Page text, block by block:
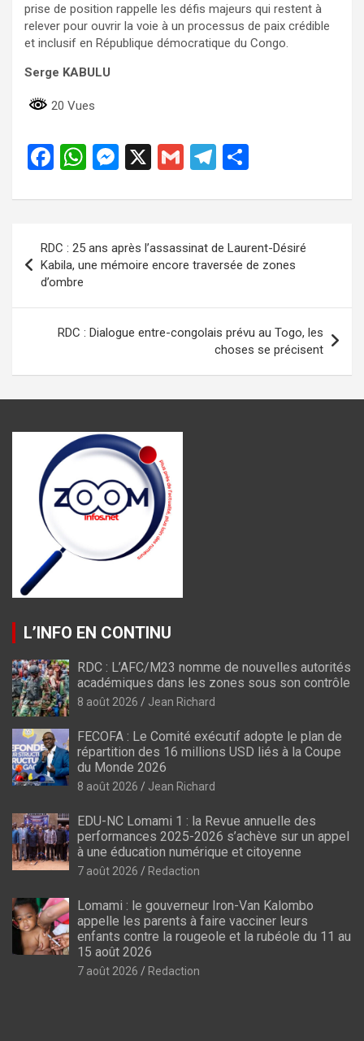
prise de position rappelle les défis majeurs qui restent à
relever pour ouvrir la voie à un processus de paix crédible
et inclusif en République démocratique du Congo.
Serge KABULU
20 Vues
F
ce
b
o
o
k
W
at
A
p
M
se
n
g
X
G
ail
T
e
gr
a
ta
er
de
l’article
RDC : 25 ans après l’assassinat de Laurent-Désiré
Kabila, une mémoire encore traversée de zones
d’ombre
RDC : Dialogue entre-congolais prévu au Togo, les
choses se précisent
L’INFO EN CONTINU
RDC : L’AFC/M23 nomme de nouvelles autorités
académiques dans les zones sous son contrôle
8 août 2026 Jean Richard
FECOFA : Le Comité exécutif adopte le plan de
répartition des 16 millions USD liés à la Coupe
du Monde 2026
8 août 2026 Jean Richard
EDU-NC Lomami 1 : la Revue annuelle des
performances 2025-2026 s’achève sur un appel
à une éducation numérique et citoyenne
7 août 2026 Redaction
Lomami : le gouverneur Iron-Van Kalombo
appelle les parents à faire vacciner leurs
enfants contre la rougeole et la rubéole du 11 au
15 août 2026
7 août 2026 Redaction